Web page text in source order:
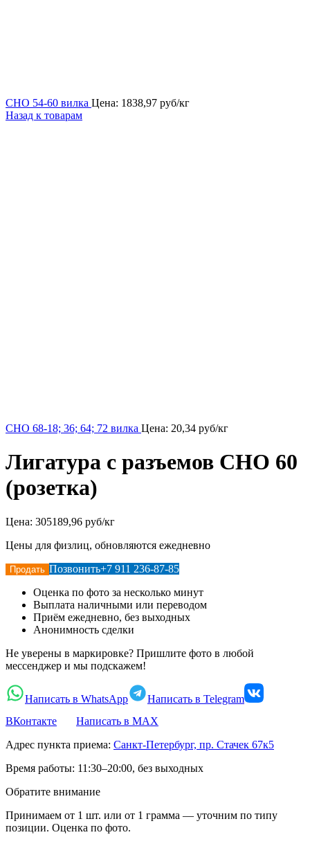
СНО 54-60 вилка Цена: 1838,97 руб/кг
Назад к товарам
СНО 68-18; 36; 64; 72 вилка Цена: 20,34 руб/кг
Лигатура с разъемов СНО 60
(розетка)
Цена: 305189,96 руб/кг
Цены для физлиц, обновляются ежедневно
Продать Позвонить+7 911 236-87-85
Оценка по фото за несколько минут
Выплата наличными или переводом
Приём ежедневно, без выходных
Анонимность сделки
Не уверены в маркировке? Пришлите фото в любой
мессенджер и мы подскажем!
Написать в WhatsApp
Написать в Telegram
ВКонтакте
Написать в MAX
Адрес пункта приема: Санкт-Петербург, пр. Стачек 67к5
Время работы: 11:30–20:00, без выходных
Обратите внимание
Принимаем от 1 шт. или от 1 грамма — уточним по типу
позиции. Оценка по фото.